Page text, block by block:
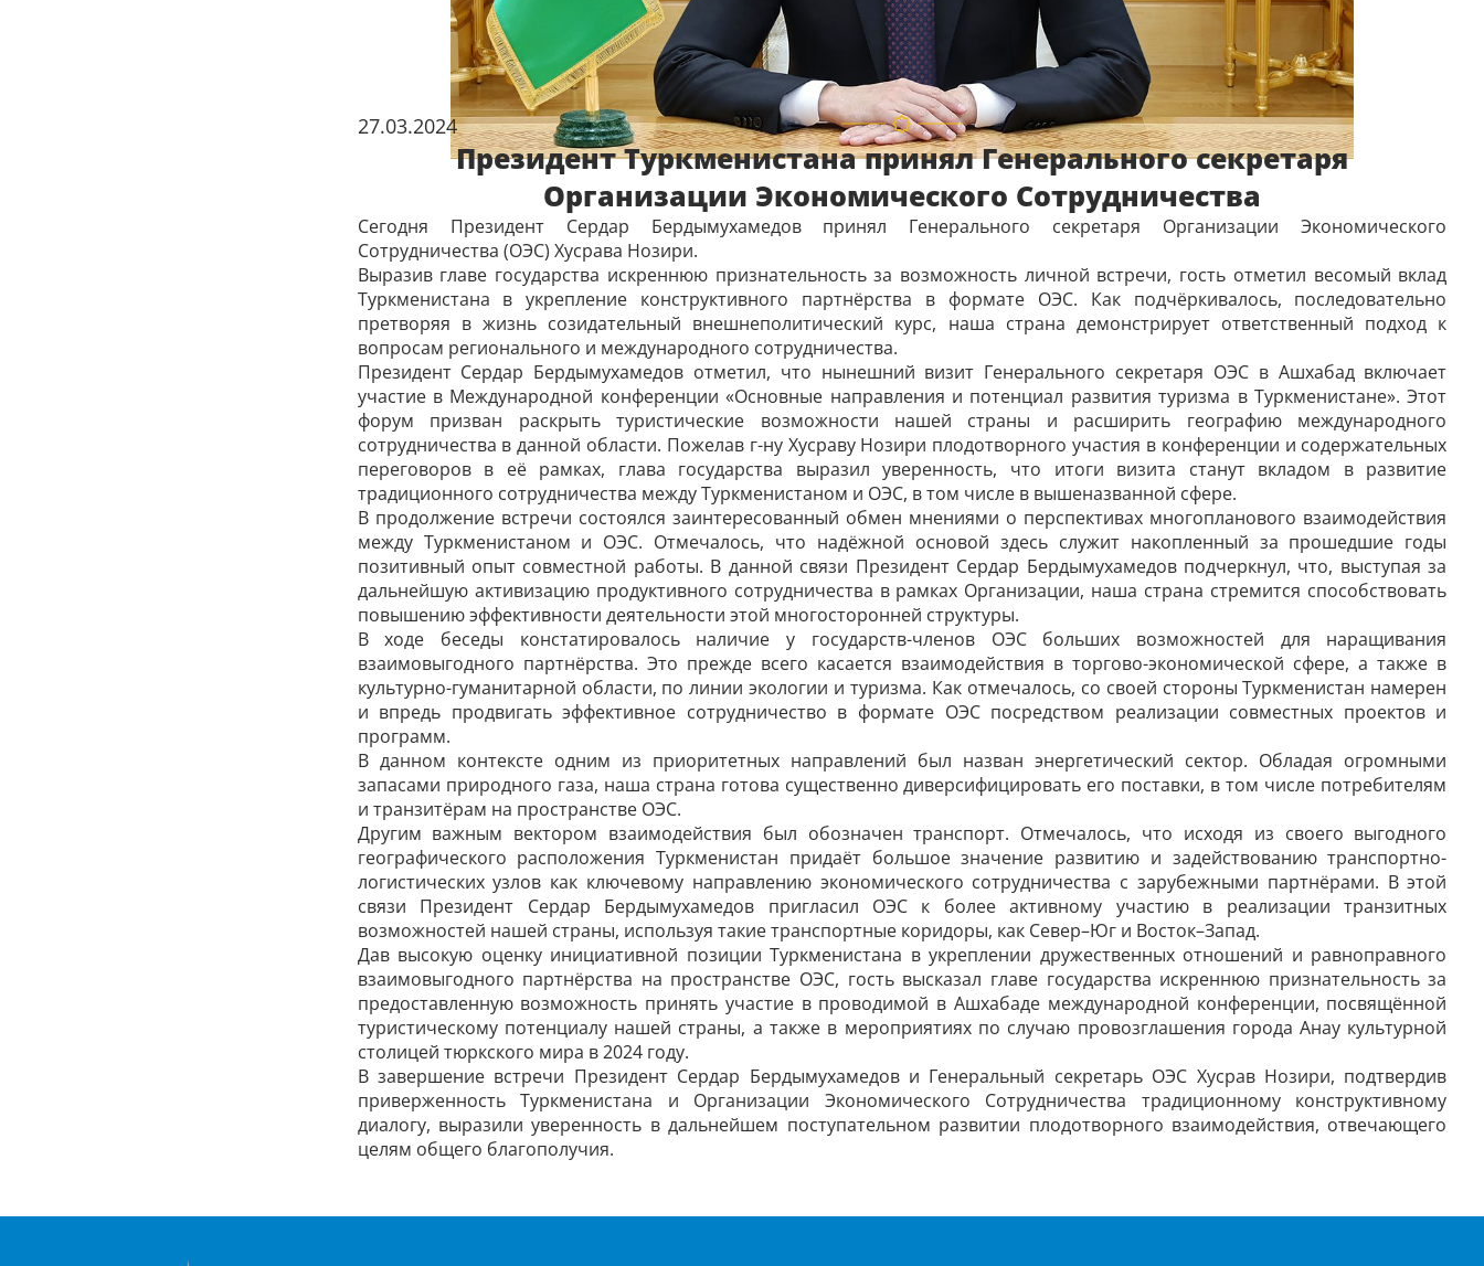
27.03.2024
Президент Туркменистана принял Генерального секретаря
Организации Экономического Сотрудничества
Сегодня Президент Сердар Бердымухамедов принял Генерального секретаря Организации Экономического
Сотрудничества (ОЭС) Хусрава Нозири.
Выразив главе государства искреннюю признательность за возможность личной встречи, гость отметил весомый вклад
Туркменистана в укрепление конструктивного партнёрства в формате ОЭС. Как подчёркивалось, последовательно
претворяя в жизнь созидательный внешнеполитический курс, наша страна демонстрирует ответственный подход к
вопросам регионального и международного сотрудничества.
Президент Сердар Бердымухамедов отметил, что нынешний визит Генерального секретаря ОЭС в Ашхабад включает
участие в Международной конференции «Основные направления и потенциал развития туризма в Туркменистане». Этот
форум призван раскрыть туристические возможности нашей страны и расширить географию международного
сотрудничества в данной области. Пожелав г-ну Хусраву Нозири плодотворного участия в конференции и содержательных
переговоров в её рамках, глава государства выразил уверенность, что итоги визита станут вкладом в развитие
традиционного сотрудничества между Туркменистаном и ОЭС, в том числе в вышеназванной сфере.
В продолжение встречи состоялся заинтересованный обмен мнениями о перспективах многопланового взаимодействия
между Туркменистаном и ОЭС. Отмечалось, что надёжной основой здесь служит накопленный за прошедшие годы
позитивный опыт совместной работы. В данной связи Президент Сердар Бердымухамедов подчеркнул, что, выступая за
дальнейшую активизацию продуктивного сотрудничества в рамках Организации, наша страна стремится способствовать
повышению эффективности деятельности этой многосторонней структуры.
В ходе беседы констатировалось наличие у государств-членов ОЭС больших возможностей для наращивания
взаимовыгодного партнёрства. Это прежде всего касается взаимодействия в торгово-экономической сфере, а также в
культурно-гуманитарной области, по линии экологии и туризма. Как отмечалось, со своей стороны Туркменистан намерен
и впредь продвигать эффективное сотрудничество в формате ОЭС посредством реализации совместных проектов и
программ.
В данном контексте одним из приоритетных направлений был назван энергетический сектор. Обладая огромными
запасами природного газа, наша страна готова существенно диверсифицировать его поставки, в том числе потребителям
и транзитёрам на пространстве ОЭС.
Другим важным вектором взаимодействия был обозначен транспорт. Отмечалось, что исходя из своего выгодного
географического расположения Туркменистан придаёт большое значение развитию и задействованию транспортно-
логистических узлов как ключевому направлению экономического сотрудничества с зарубежными партнёрами. В этой
связи Президент Сердар Бердымухамедов пригласил ОЭС к более активному участию в реализации транзитных
возможностей нашей страны, используя такие транспортные коридоры, как Север–Юг и Восток–Запад.
Дав высокую оценку инициативной позиции Туркменистана в укреплении дружественных отношений и равноправного
взаимовыгодного партнёрства на пространстве ОЭС, гость высказал главе государства искреннюю признательность за
предоставленную возможность принять участие в проводимой в Ашхабаде международной конференции, посвящённой
туристическому потенциалу нашей страны, а также в мероприятиях по случаю провозглашения города Анау культурной
столицей тюркского мира в 2024 году.
В завершение встречи Президент Сердар Бердымухамедов и Генеральный секретарь ОЭС Хусрав Нозири, подтвердив
приверженность Туркменистана и Организации Экономического Сотрудничества традиционному конструктивному
диалогу, выразили уверенность в дальнейшем поступательном развитии плодотворного взаимодействия, отвечающего
целям общего благополучия.